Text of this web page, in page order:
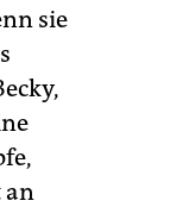
sie
an